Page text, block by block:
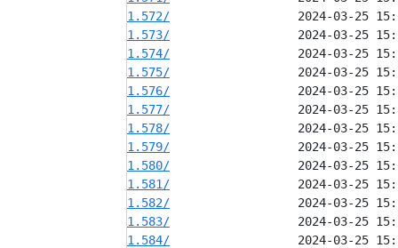
1.572/
1.573/
1.574/
1.575/
1.576/
1.577/
1.578/
1.579/
1.580/
1.581/
1.582/
1.583/
1.584/